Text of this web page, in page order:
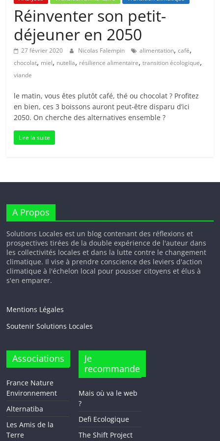
Réinventer son petit-
déjeuner en 2050
27 février 2020 Nicolas Falempin alimentation,café,
chocolat, miel, nutella, résilience alimentaire,transition écologique,
viande
le matin, vous êtes plutôt café, thé ou chocolat ? Profitez
en bien, ces 3 boissons auront peut-être disparu d’ici
2050. On cherche des alternatives ensemble ?
Lire la suite
A Propos
Solutions Locales est un blog contenant des réflexions et
prospectives tirées de la double expérience de l'auteur dans
les collectivités locales et dans la lutte contre le changement
climatique. Il vise à prendre conscience des leviers d'action
climatique à l'échelon local pour pousser citoyens et élus à
s'en emparer.
Mentions Légales
Soutenir Solutions Locales
Associations
France Nature
Environnement
Alternatiba
Les Amis de la
Terre
Je
recommande
Mais où va le web
?
Defi Ecologique
The Shift Project